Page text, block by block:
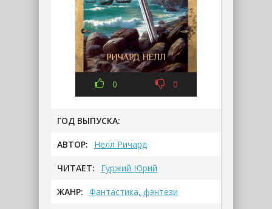
0 0
ГОД ВЫПУСКА:
АВТОР: Нелл Ричард
ЧИТАЕТ: Гуржий Юрий
ЖАНР: Фантастика, фэнтези